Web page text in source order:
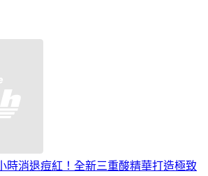
時消退痘紅！全新三重酸精華打造極致